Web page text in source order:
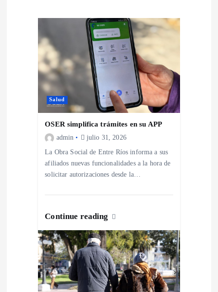
Salud
OSER simplifica trámites en su APP
admin julio 31, 2026
La Obra Social de Entre Ríos informa a sus
afiliados nuevas funcionalidades a la hora de
solicitar autorizaciones desde la…
Continue reading